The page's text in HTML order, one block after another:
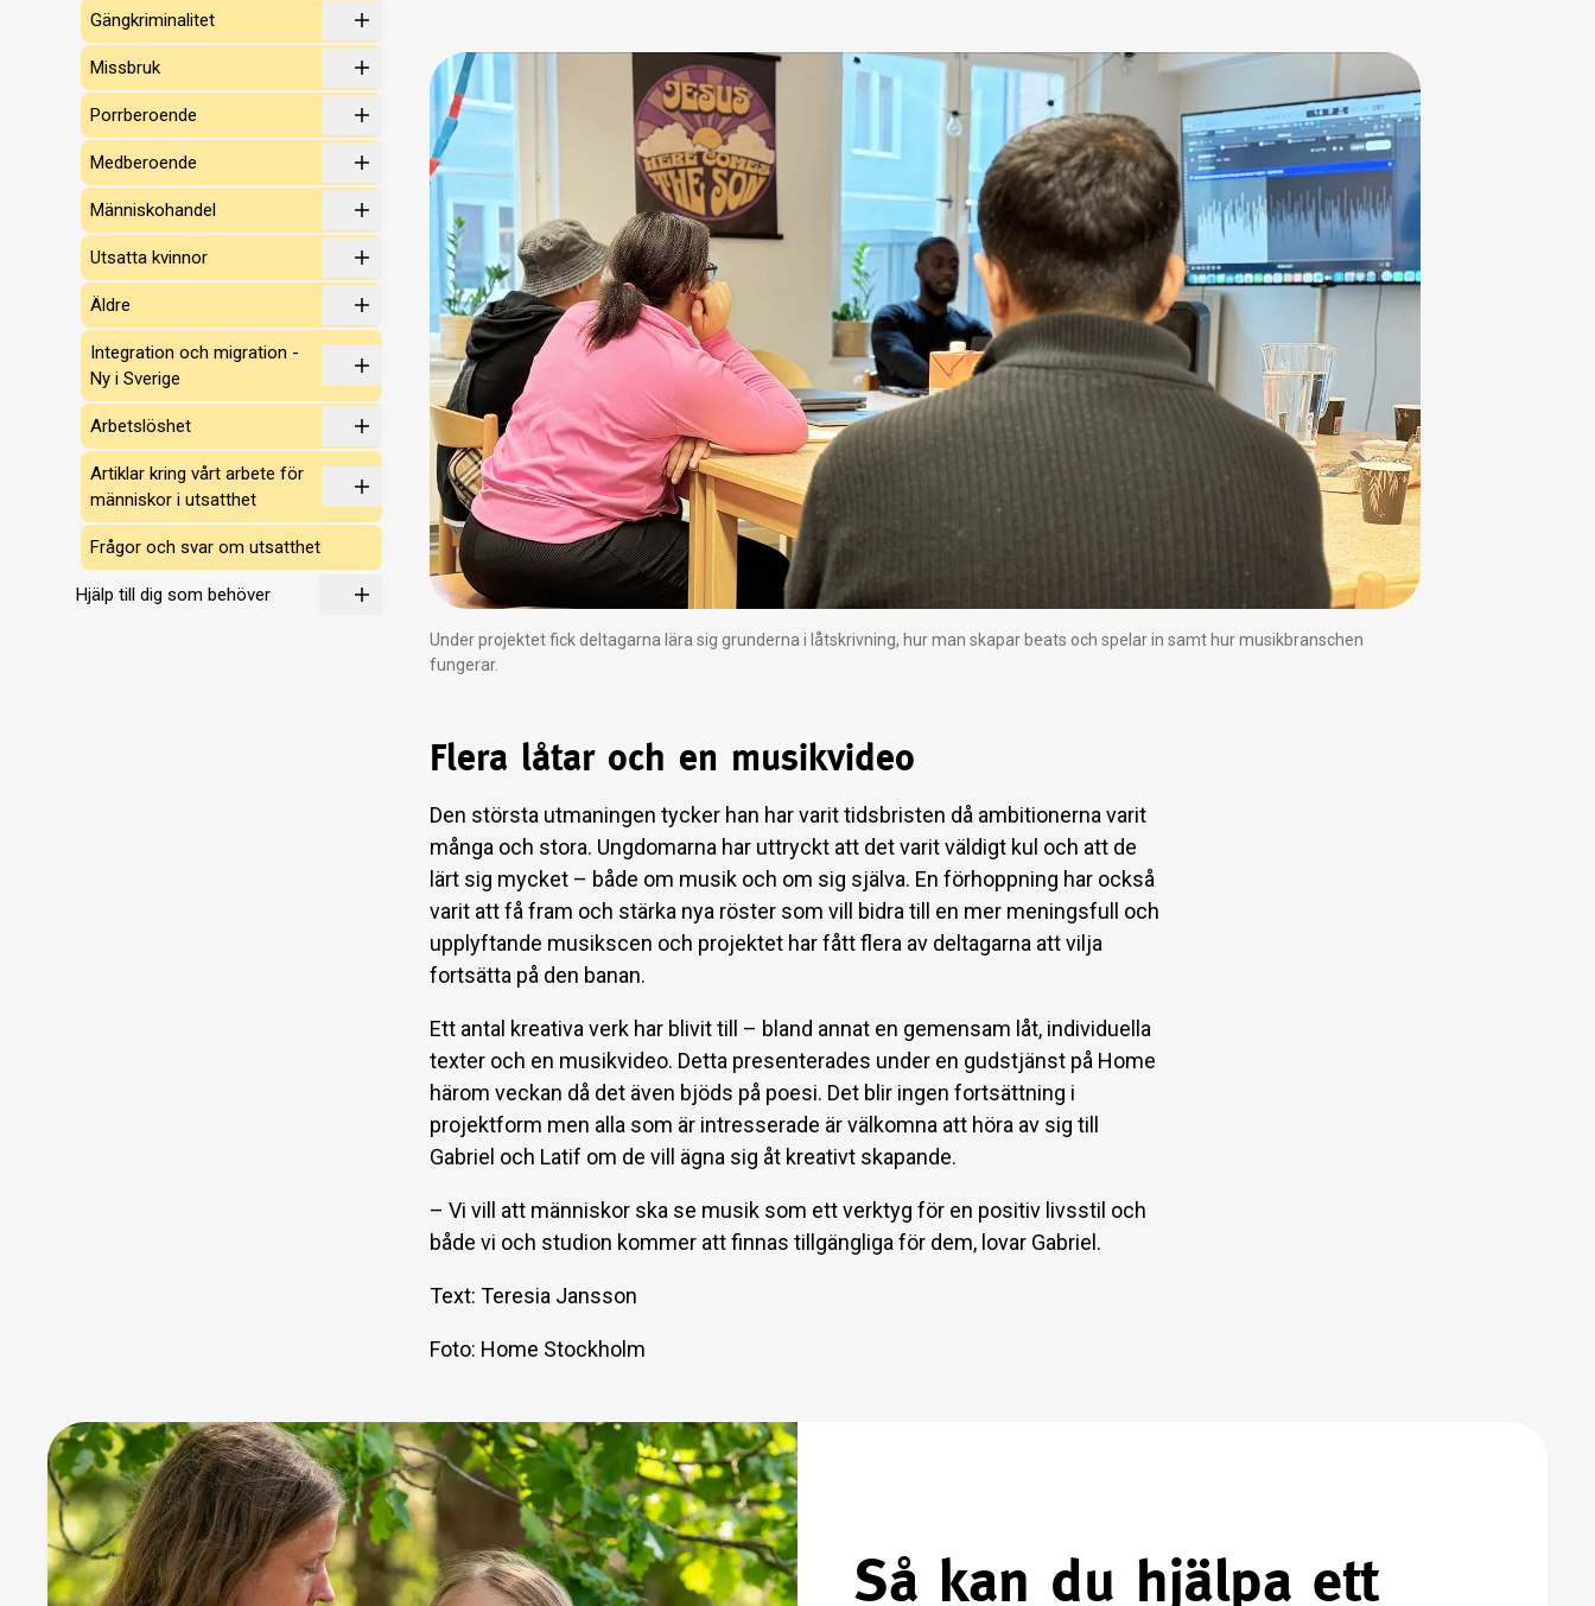
Gängkriminalitet
Missbruk
Porrberoende
Medberoende
Människohandel
Utsatta kvinnor
Äldre
Integration och migration -
Ny i Sverige
Arbetslöshet
Artiklar kring vårt arbete för
människor i utsatthet
Frågor och svar om utsatthet
Hjälp till dig som behöver
Under projektet fick deltagarna lära sig grunderna i låtskrivning, hur man skapar beats och spelar in samt hur musikbranschen
fungerar.
Flera låtar och en musikvideo
Den största utmaningen tycker han har varit tidsbristen då ambitionerna varit
många och stora. Ungdomarna har uttryckt att det varit väldigt kul och att de
lärt sig mycket – både om musik och om sig själva. En förhoppning har också
varit att få fram och stärka nya röster som vill bidra till en mer meningsfull och
upplyftande musikscen och projektet har fått flera av deltagarna att vilja
fortsätta på den banan.
Ett antal kreativa verk har blivit till – bland annat en gemensam låt, individuella
texter och en musikvideo. Detta presenterades under en gudstjänst på Home
härom veckan då det även bjöds på poesi. Det blir ingen fortsättning i
projektform men alla som är intresserade är välkomna att höra av sig till
Gabriel och Latif om de vill ägna sig åt kreativt skapande.
– Vi vill att människor ska se musik som ett verktyg för en positiv livsstil och
både vi och studion kommer att finnas tillgängliga för dem, lovar Gabriel.
Text: Teresia Jansson
Foto: Home Stockholm
Så kan du hjälpa ett